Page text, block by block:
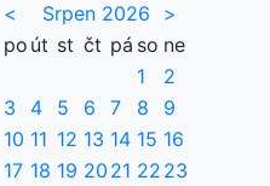
< Srpen 2026
>
po út st čt pá so ne
1
2
3
4 5 6 7 8
9
10 11 12 13 14 15 16
17 18 19 20 21 22 23